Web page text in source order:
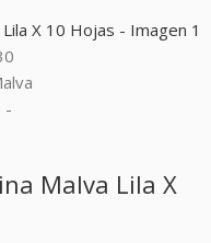
Malva Lila X